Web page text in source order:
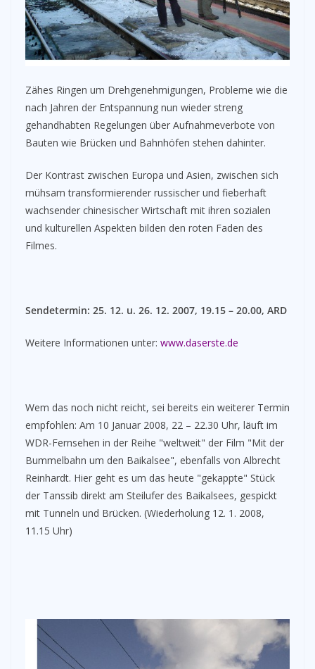
Zähes Ringen um Drehgenehmigungen, Probleme wie die
nach Jahren der Entspannung nun wieder streng
gehandhabten Regelungen über Aufnahmeverbote von
Bauten wie Brücken und Bahnhöfen stehen dahinter.
Der Kontrast zwischen Europa und Asien, zwischen sich
mühsam transformierender russischer und fieberhaft
wachsender chinesischer Wirtschaft mit ihren sozialen
und kulturellen Aspekten bilden den roten Faden des
Filmes.
Sendetermin: 25. 12. u. 26. 12. 2007, 19.15 – 20.00, ARD
Weitere Informationen unter: www.daserste.de
Wem das noch nicht reicht, sei bereits ein weiterer Termin
empfohlen: Am 10 Januar 2008, 22 – 22.30 Uhr, läuft im
WDR-Fernsehen in der Reihe "weltweit" der Film "Mit der
Bummelbahn um den Baikalsee", ebenfalls von Albrecht
Reinhardt. Hier geht es um das heute "gekappte" Stück
der Tanssib direkt am Steilufer des Baikalsees, gespickt
mit Tunneln und Brücken. (Wiederholung 12. 1. 2008,
11.15 Uhr)